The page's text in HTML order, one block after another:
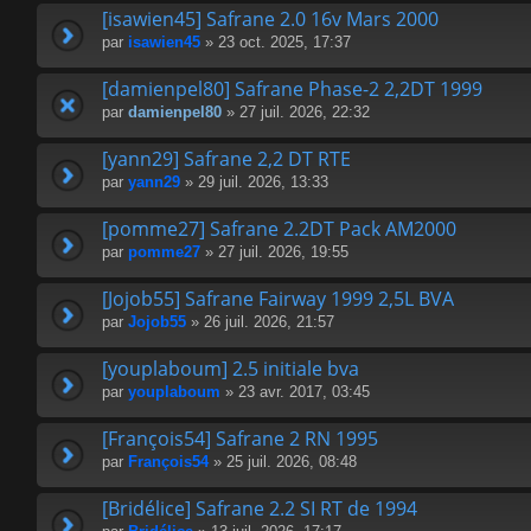
[isawien45] Safrane 2.0 16v Mars 2000
par isawien45 » 23 oct. 2025, 17:37
[damienpel80] Safrane Phase-2 2,2DT 1999
par damienpel80 » 27 juil. 2026, 22:32
[yann29] Safrane 2,2 DT RTE
par yann29 » 29 juil. 2026, 13:33
[pomme27] Safrane 2.2DT Pack AM2000
par pomme27 » 27 juil. 2026, 19:55
[Jojob55] Safrane Fairway 1999 2,5L BVA
par Jojob55 » 26 juil. 2026, 21:57
[youplaboum] 2.5 initiale bva
par youplaboum » 23 avr. 2017, 03:45
[François54] Safrane 2 RN 1995
par François54» 25 juil. 2026, 08:48
[Bridélice] Safrane 2.2 SI RT de 1994